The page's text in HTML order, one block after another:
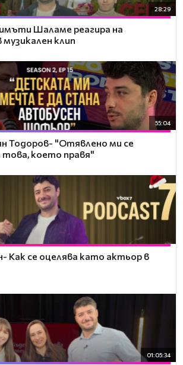
28:29
Шаламе реагира на
клип
55:04
Тодоров- "Отявлено ми се
това, което правя"
Как се оцелява като актьор в
01:05:34